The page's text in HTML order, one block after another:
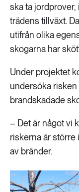
ska ta
trädens tillväxt.
utifrån olika
skogarna har
Under projektet
undersöka
brandskadade
– Det är något vi
riskerna är större
av bränder.